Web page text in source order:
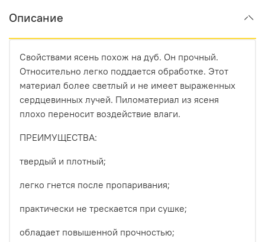
Описание
Свойствами ясень похож на дуб. Он прочный.
Относительно легко поддается обработке. Этот
материал более светлый и не имеет выраженных
сердцевинных лучей. Пиломатериал из ясеня
плохо переносит воздействие влаги.
ПРЕИМУЩЕСТВА:
твердый и плотный;
легко гнется после пропаривания;
практически не трескается при сушке;
обладает повышенной прочностью;